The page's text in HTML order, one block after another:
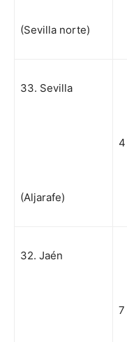
(Sevilla norte)
33. Sevilla
(Aljarafe)
4
32. Jaén
7